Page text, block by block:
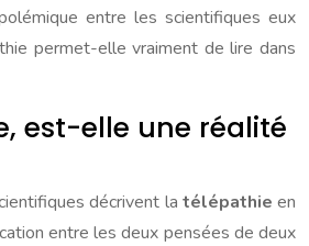
entre les scientifiques eux
permet-elle vraiment de lire dans
est-elle une réalité
décrivent la télépathie en
entre les deux pensées de deux